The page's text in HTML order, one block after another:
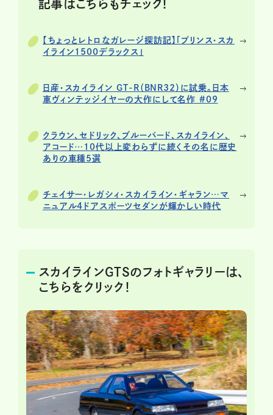
記事はこちらもチェック!
【ちょっとレトロなガレージ探訪記】「プリンス・スカ
イライン1500デラックス」
日産・スカイライン GT-R（BNR32）に試乗。日本
車ヴィンテッジイヤーの大作にして名作 #09
クラウン、セドリック、ブルーバード、スカイライン、
アコード…10代以上変わらずに続くその名に歴史
ありの車種5選
チェイサー・レガシィ・スカイライン・ギャラン…マ
ニュアル4ドアスポーツセダンが輝かしい時代
スカイラインGTSのフォトギャラリーは、
こちらをクリック！